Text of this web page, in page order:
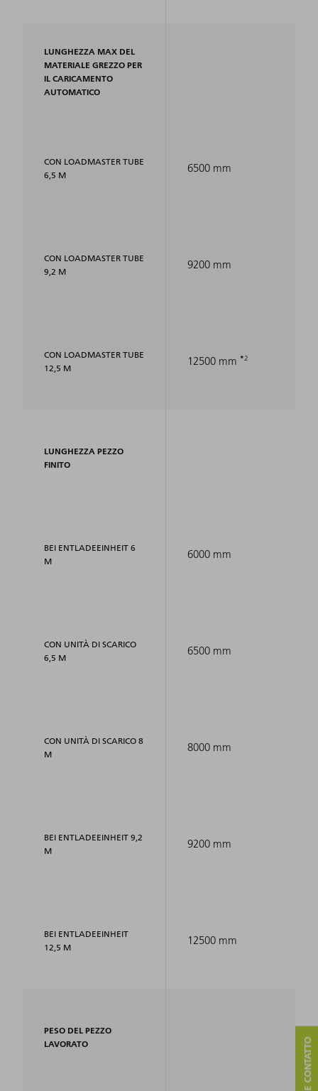
LUNGHEZZA MAX DEL
MATERIALE GREZZO PER
IL CARICAMENTO
AUTOMATICO
CON LOADMASTER TUBE
6,5 M
CON LOADMASTER TUBE
9,2 M
CON LOADMASTER TUBE
12,5 M
LUNGHEZZA PEZZO
FINITO
BEI ENTLADEEINHEIT 6
M
CON UNITÀ DI SCARICO
6,5 M
CON UNITÀ DI SCARICO 8
M
BEI ENTLADEEINHEIT 9,2
M
BEI ENTLADEEINHEIT
12,5 M
PESO DEL PEZZO
LAVORATO
6500 mm
9200 mm
12500 mm 2
6000 mm
6500 mm
8000 mm
9200 mm
12500 mm